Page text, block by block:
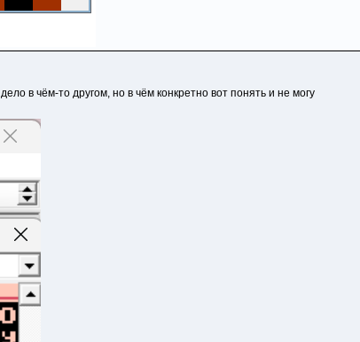
в чём-то другом, но в чём конкретно вот понять и не могу